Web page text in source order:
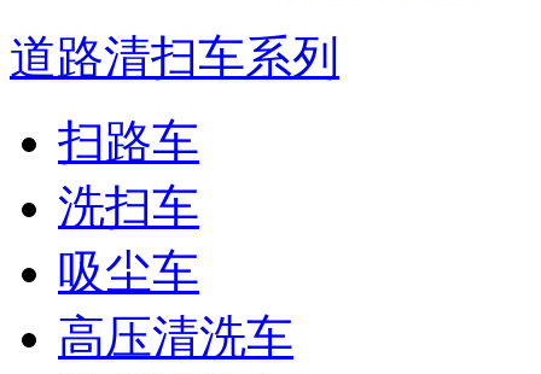
道路清扫车系列
扫路车
洗扫车
吸尘车
高压清洗车